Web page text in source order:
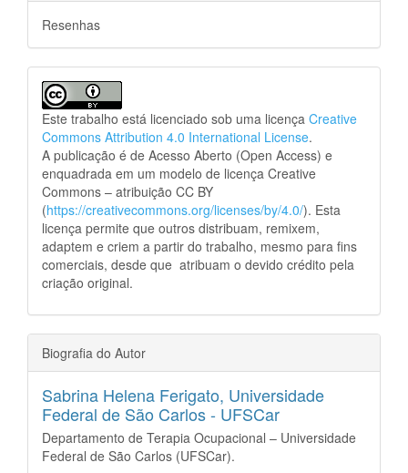
Resenhas
Este trabalho está licenciado sob uma licença Creative
Commons Attribution 4.0 International License.
A publicação é de Acesso Aberto (Open Access) e
enquadrada em um modelo de licença Creative
Commons – atribuição CC BY
(https://creativecommons.org/licenses/by/4.0/). Esta
licença permite que outros distribuam, remixem,
adaptem e criem a partir do trabalho, mesmo para fins
comerciais, desde que atribuam o devido crédito pela
criação original.
Biografia do Autor
Sabrina Helena Ferigato, Universidade
Federal de São Carlos - UFSCar
Departamento de Terapia Ocupacional – Universidade
Federal de São Carlos (UFSCar).